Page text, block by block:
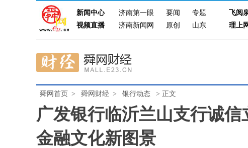
新闻中心 济南第一眼 要闻 专题 飞阅
视频直播
济南新闻网 原创 山东 理上
舜网首页 > 舜网财经 > 银行动态 > 正文
广发银行临沂兰山支行诚
金融文化新图景